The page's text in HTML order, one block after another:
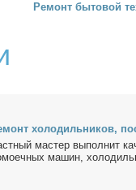
Ремонт бытовой
хо­ло­диль­ни­ков,
ма­стер вы­пол­нит
ма­шин,